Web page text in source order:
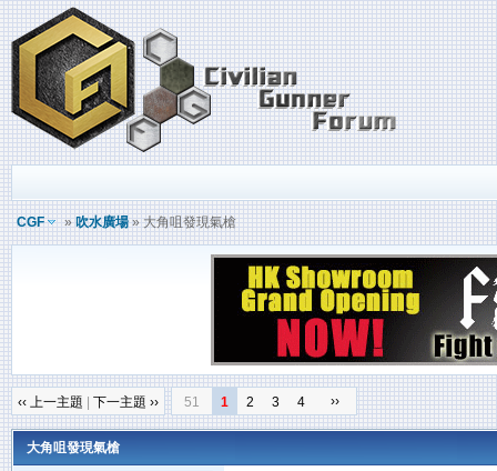
CGF »吹水廣場» 大角咀發現氣槍
‹‹ 上一主題 下一主題 ›› 51 1 2 3 4 ››
大角咀發現氣槍